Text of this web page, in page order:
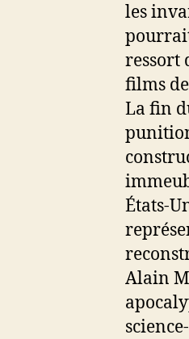
les
ressort
films
La fin
États-
Alain